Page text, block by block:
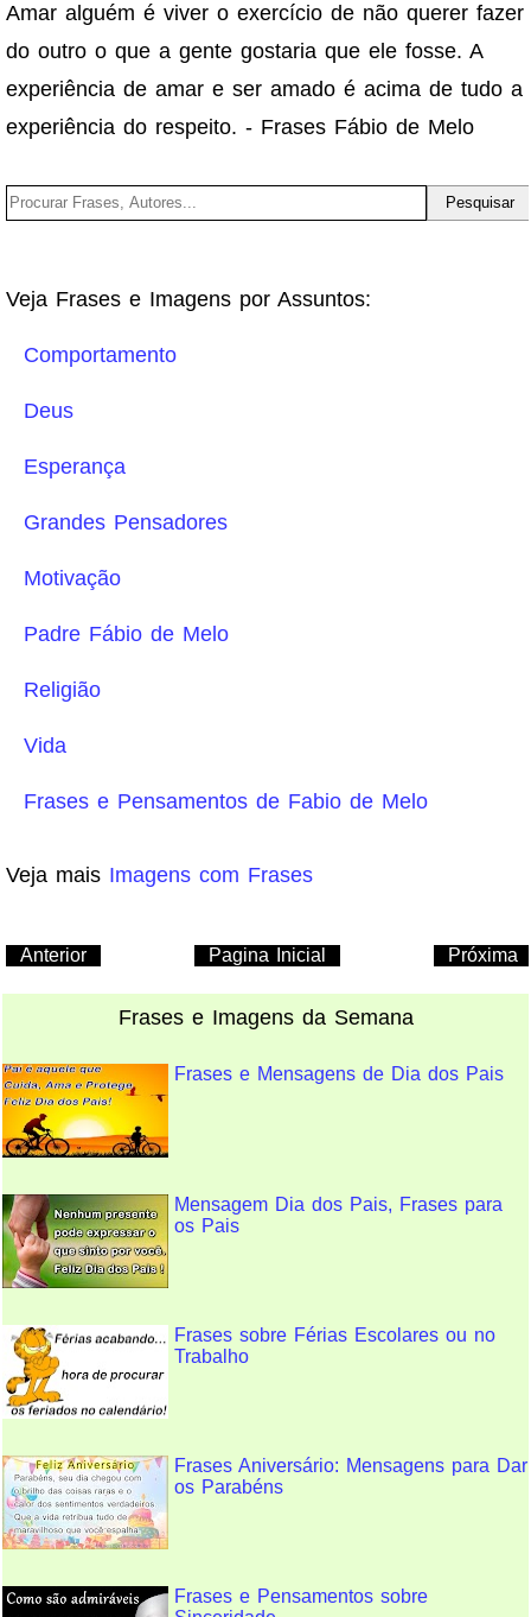
Amar alguém é viver o exercício de não querer fazer
do outro o que a gente gostaria que ele fosse. A
experiência de amar e ser amado é acima de tudo a
experiência do respeito. - Frases Fábio de Melo
Veja Frases e Imagens por Assuntos:
Comportamento
Deus
Esperança
Grandes Pensadores
Motivação
Padre Fábio de Melo
Religião
Vida
Frases e Pensamentos de Fabio de Melo
Veja mais Imagens com Frases
Anterior Próxima
Pagina Inicial
Frases e Imagens da Semana
Frases e Mensagens de Dia dos Pais
Mensagem Dia dos Pais, Frases para
os Pais
Frases sobre Férias Escolares ou no
Trabalho
Frases Aniversário: Mensagens para Dar
os Parabéns
Frases e Pensamentos sobre